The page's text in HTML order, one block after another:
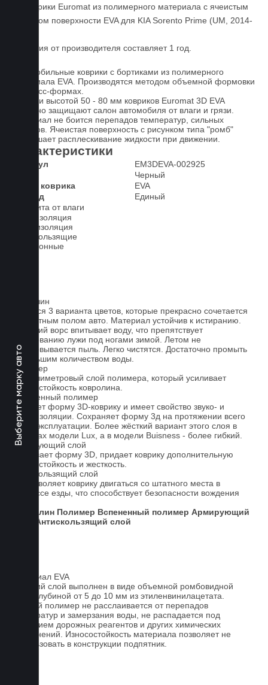
Выберите марку авто
3D коврики Euromat из полимерного материала с ячеистым
рисунком поверхности EVA для KIA Sorento Prime (UM, 2014-
Гарантия от производителя составляет 1 год.
Автомобильные коврики с бортиками из полимерного
материала EVA. Производятся методом объемной формовки
на пресс-формах.
Бортики высотой 50 - 80 мм ковриков Euromat 3D EVA
надежно защищают салон автомобиля от влаги и грязи.
Материал не боится перепадов температур, сильных
морозов. Ячеистая поверхность с рисунком типа "ромб"
уменьшает расплескивание жидкости при движении.
Характеристики
Артикул
EM3DEVA-002925
Черный
Класс коврика
EVA
2-й ряд
Единый
Защита от влаги
Шумоизоляция
Теплоизоляция
Антискользящие
Всесезонные
Ковролин
Имеется 3 варианта цветов, которые прекрасно сочетается
со штатным полом авто. Материал устойчив к истиранию.
Короткий ворс впитывает воду, что препятствует
образованию лужи под ногами зимой. Летом не
образовывается пыль. Легко чистятся. Достаточно промыть
небольшим количеством воды.
Полимер
1-миллиметровый слой полимера, который усиливает
износостойкость ковролина.
Вспененный полимер
Придает форму 3D-коврику и имеет свойство звуко- и
теплоизоляции. Сохраняет форму 3д на протяжении всего
срока эксплуатации. Более жёсткий вариант этого слоя в
ковриках модели Lux, а в модели Buisness - более гибкий.
Армирующий слой
Усиливает форму 3D, придает коврику дополнительную
износостойкость и жесткость.
Антискользящий слой
Не позволяет коврику двигаться со штатного места в
процессе езды, что способствует безопасности вождения
Ковролин Полимер Вспененный полимер Армирующий
Антискользящий слой
Материал EVA
Верхний слой выполнен в виде объемной ромбовидной
сетки глубиной от 5 до 10 мм из этиленвинилацетата.
Данный полимер не расслаивается от перепадов
температур и замерзания воды, не распадается под
действием дорожных реагентов и других химических
загрязнений. Износостойкость материала позволяет не
использовать в конструкции подпятник.